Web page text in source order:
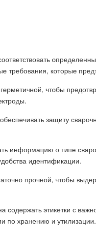
требования, которые
чтобы
защиту
информацию о типе
идентификации.
прочной, чтобы
содержать этикетки с
по хранению и утилизации.